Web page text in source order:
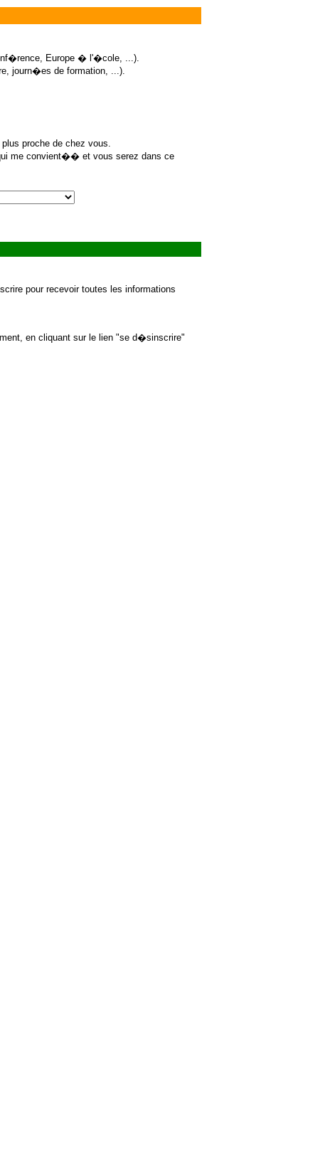
Europe � l'�cole, ...).
journ�es de formation, ...).
proche de chez vous.
me convient�� et vous serez dans ce
pour recevoir toutes les informations
en cliquant sur le lien "se d�sinscrire"